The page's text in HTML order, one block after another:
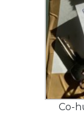
Co-